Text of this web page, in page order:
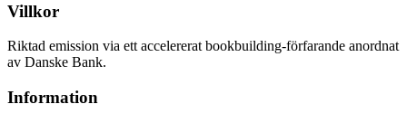
Villkor
Riktad emission via ett accelererat bookbuilding-förfarande anordnat
av Danske Bank.
Information